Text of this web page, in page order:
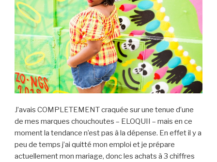
J’avais COMPLETEMENT craquée sur une tenue d’une
de mes marques chouchoutes – ELOQUII – mais en ce
moment la tendance n’est pas à la dépense. En effet il y a
peu de temps j’ai quitté mon emploi et je prépare
actuellement mon mariage, donc les achats à 3 chiffres